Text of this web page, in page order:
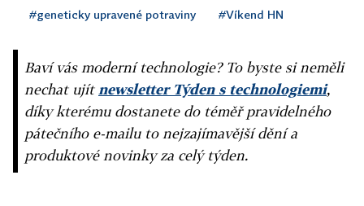
#geneticky upravené potraviny #Víkend HN
Baví vás moderní technologie? To byste si neměli
nechat ujít newsletter Týden s technologiemi,
díky kterému dostanete do téměř pravidelného
pátečního e-mailu to nejzajímavější dění a
produktové novinky za celý týden.